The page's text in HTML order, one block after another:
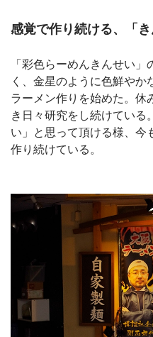
感覚で作り続ける、「
「彩色らーめんきんせい
く、金星のように色鮮やか
ラーメン作りを始めた。休
き日々研究をし続けている
い」と思って頂ける様、今
作り続けている。